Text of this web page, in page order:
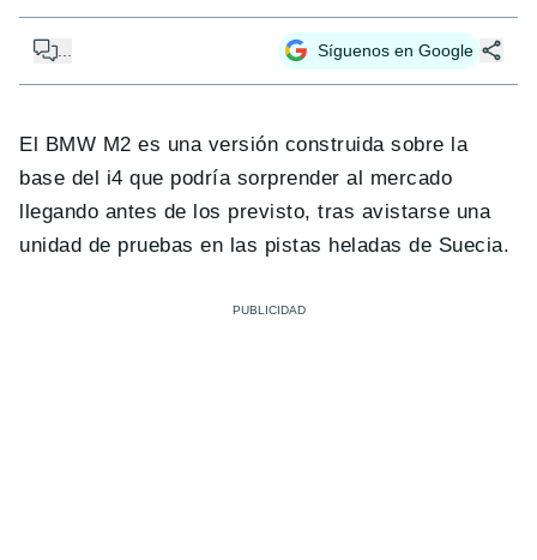
Síguenos en Google
El BMW M2 es una versión construida sobre la
base del i4 que podría sorprender al mercado
llegando antes de los previsto, tras avistarse una
unidad de pruebas en las pistas heladas de Suecia.